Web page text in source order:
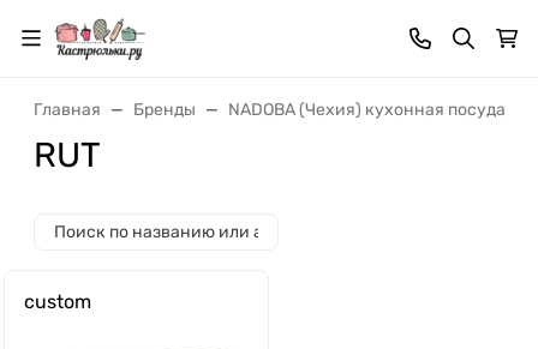
Главная Бренды NADOBA (Чехия) кухонная посуда и
RUT
custom